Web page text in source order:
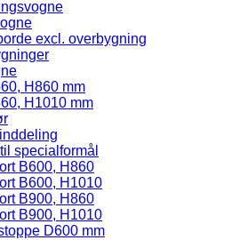
excl. overbygning
H860 mm
H1010 mm
specialformål
B600, H860
B600, H1010
B900, H860
B900, H1010
D600 mm